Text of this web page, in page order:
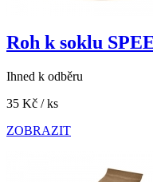
Roh k soklu
Ihned k odběru
35 Kč / ks
ZOBRAZIT